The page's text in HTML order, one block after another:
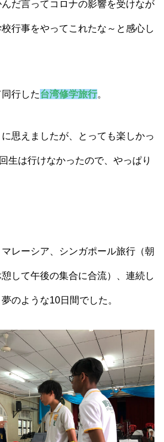
だ言ってコロナの影響を受けなが
行事をやってこれたな～と感心し
行した台湾修学旅行。
思えましたが、とっても楽しかっ
生は行けなかったので、やっぱり
レーシア、シンガポール旅行（朝
して午後の集合に合流）、連続し
のような10日間でした。